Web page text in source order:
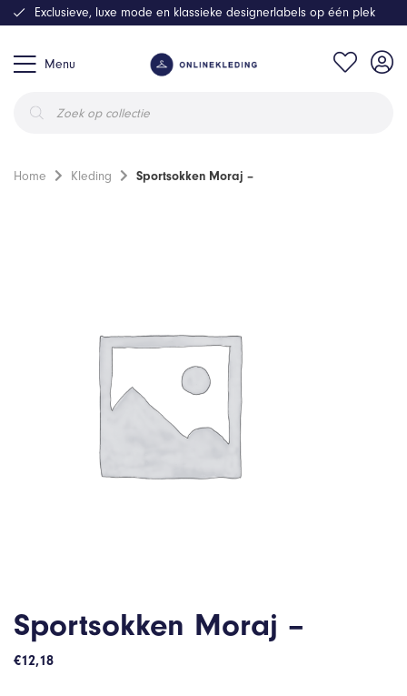
Menu
zoeken
Exclusieve, luxe mode en klassieke designerlabels op één plek
Home Kleding Sportsokken Moraj –
Sportsokken Moraj –
€12,18